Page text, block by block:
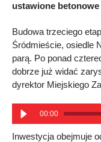
ustawione
Budowa trzeciego
Śródmieście, osiedle
parą. Po ponad
dobrze już widać
dyrektor Miejskiego
00:00
Inwestycja obejmuje